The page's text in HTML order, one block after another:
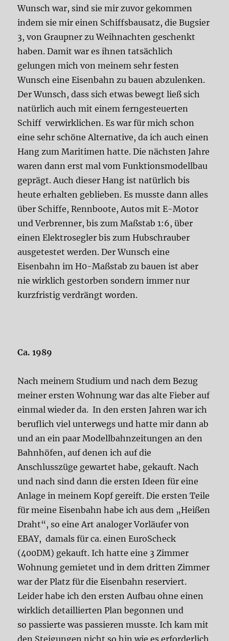
Wunsch war, sind sie mir zuvor gekommen
indem sie mir einen Schiffsbausatz, die Bugsier
3, von Graupner zu Weihnachten geschenkt
haben. Damit war es ihnen tatsächlich
gelungen mich von meinem sehr festen
Wunsch eine Eisenbahn zu bauen abzulenken.
Der Wunsch, dass sich etwas bewegt ließ sich
natürlich auch mit einem ferngesteuerten
Schiff verwirklichen. Es war für mich schon
eine sehr schöne Alternative, da ich auch einen
Hang zum Maritimen hatte. Die nächsten Jahre
waren dann erst mal vom Funktionsmodellbau
geprägt. Auch dieser Hang ist natürlich bis
heute erhalten geblieben. Es musste dann alles
über Schiffe, Rennboote, Autos mit E-Motor
und Verbrenner, bis zum Maßstab 1:6, über
einen Elektrosegler bis zum Hubschrauber
ausgetestet werden. Der Wunsch eine
Eisenbahn im H0-Maßstab zu bauen ist aber
nie wirklich gestorben sondern immer nur
kurzfristig verdrängt worden.
Ca. 1989
Nach meinem Studium und nach dem Bezug
meiner ersten Wohnung war das alte Fieber auf
einmal wieder da. In den ersten Jahren war ich
beruflich viel unterwegs und hatte mir dann ab
und an ein paar Modellbahnzeitungen an den
Bahnhöfen, auf denen ich auf die
Anschlusszüge gewartet habe, gekauft. Nach
und nach sind dann die ersten Ideen für eine
Anlage in meinem Kopf gereift. Die ersten Teile
für meine Eisenbahn habe ich aus dem „Heißen
Draht“, so eine Art analoger Vorläufer von
EBAY, damals für ca. einen EuroScheck
(400DM) gekauft. Ich hatte eine 3 Zimmer
Wohnung gemietet und in dem dritten Zimmer
war der Platz für die Eisenbahn reserviert.
Leider habe ich den ersten Aufbau ohne einen
wirklich detaillierten Plan begonnen und
so passierte was passieren musste. Ich kam mit